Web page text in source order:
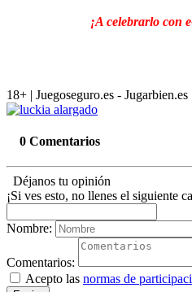
¡A celebrarlo con
18+ | Juegoseguro.es - Jugarbien.es
0 Comentarios
Déjanos tu opinión
¡Si ves esto, no llenes el siguiente
Nombre:
Comentarios:
Acepto las normas de